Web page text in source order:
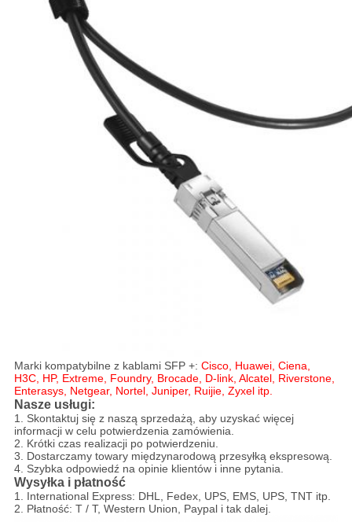
Marki kompatybilne z kablami SFP +: Cisco, Huawei, Ciena,
H3C, HP, Extreme, Foundry, Brocade, D-link, Alcatel, Riverstone,
Enterasys, Netgear, Nortel, Juniper, Ruijie, Zyxel itp.
Nasze usługi:
1. Skontaktuj się z naszą sprzedażą, aby uzyskać więcej
informacji w celu potwierdzenia zamówienia.
2. Krótki czas realizacji po potwierdzeniu.
3. Dostarczamy towary międzynarodową przesyłką ekspresową.
4. Szybka odpowiedź na opinie klientów i inne pytania.
Wysyłka i płatność
1. International Express: DHL, Fedex, UPS, EMS, UPS, TNT itp.
2. Płatność: T / T, Western Union, Paypal i tak dalej.